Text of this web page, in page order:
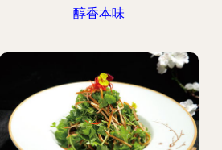
醇香本味